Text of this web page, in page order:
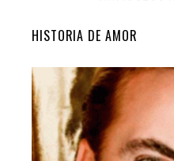
HISTORIA DE AMOR